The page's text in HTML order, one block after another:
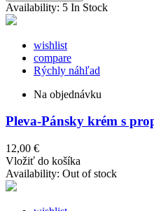
Availability: 5 In Stock
wishlist
compare
Rýchly náhľad
Na objednávku
Pleva-Pánsky krém s
12,00 €
Vložiť do košíka
Availability: Out of stock